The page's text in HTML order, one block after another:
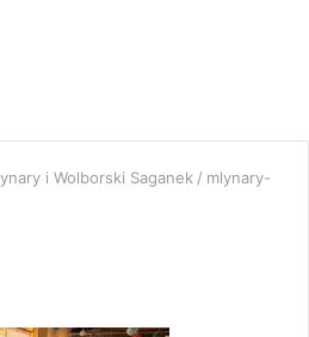
i Wolborski Saganek / mlynary-